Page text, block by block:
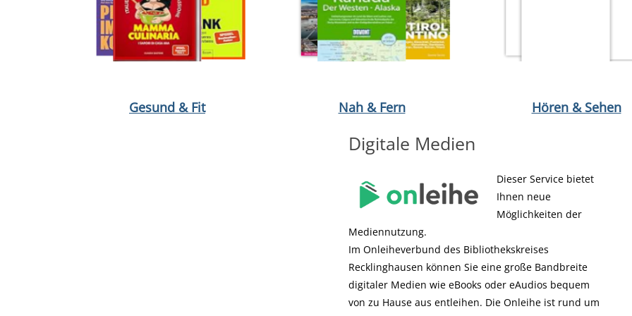
Gesund & Fit Nah & Fern Hören & Sehen
Digitale Medien
Dieser Service bietet
Ihnen neue
Möglichkeiten der
Mediennutzung.
Im Onleiheverbund des Bibliothekskreises
Recklinghausen können Sie eine große Bandbreite
digitaler Medien wie eBooks oder eAudios bequem
von zu Hause aus entleihen. Die Onleihe ist rund um